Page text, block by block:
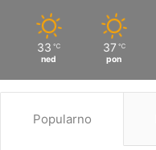
33 ℃
ned
37 ℃
pon
Popularno